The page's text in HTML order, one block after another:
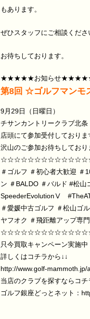
もあります。
ぜひスタッフにご相談くださ
お待ちしております。
★★★★★お知らせ
第8回 ☆ゴルフマンモ
9月29日（日曜日）
チサンカントリークラブ北条
店頭にて参加受付しており
沢山のご参加お待ちしてお
＃ゴルフ ＃初心者大歓迎 ＃
ン ＃BALDO ＃バルド #松山
SpeederEvolutionⅤ
＃愛媛中古ゴルフ ＃松山ゴ
ヤフオク ＃飛距離アップ専
只今買取キャンペーン実施
詳しくはコチラから↓↓
http://www.golf-mammoth.jp/
当店のクラブを探すならコチ
ゴルフ銀座どっとネット：